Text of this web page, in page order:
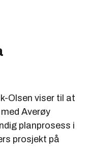
Olsen viser til at
Averøy
planprosess i
prosjekt på